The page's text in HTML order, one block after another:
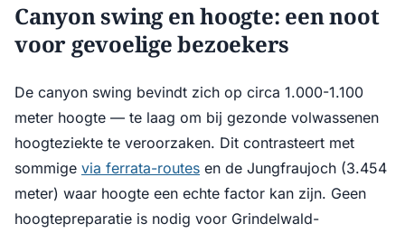
Canyon swing en hoogte: een noot
voor gevoelige bezoekers
De canyon swing bevindt zich op circa 1.000-1.100
meter hoogte — te laag om bij gezonde volwassenen
hoogteziekte te veroorzaken. Dit contrasteert met
sommige via ferrata-routes en de Jungfraujoch (3.454
meter) waar hoogte een echte factor kan zijn. Geen
hoogtepreparatie is nodig voor Grindelwald-